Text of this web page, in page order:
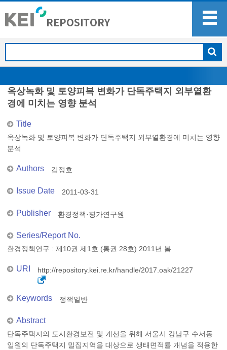
옥상녹화 및 토양피복 변화가 단독주택지 외부열환
경에 미치는 영향 분석
Title
옥상녹화 및 토양피복 변화가 단독주택지 외부열환경에 미치는 영향
분석
Authors 김정호
Issue Date 2011-03-31
Publisher 환경정책·평가연구원
Series/Report No.
환경정책연구 : 제10권 제1호 (통권 28호) 2011년 봄
URI http://repository.kei.re.kr/handle/2017.oak/21227
Keywords 정책일반
Abstract
단독주택지의 도시환경보전 및 개선을 위해 서울시 강남구 수서동
일원의 단독주택지 밀집지역을 대상으로 생태면적률 개념을 적용한